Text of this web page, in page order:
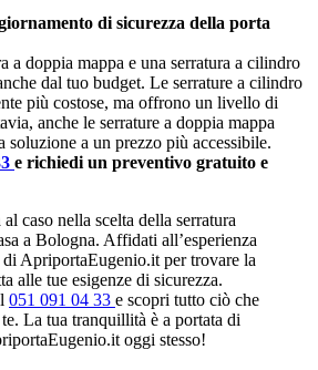
di sicurezza della porta
a doppia mappa e una serratura a cilindro
dal tuo budget. Le serrature a cilindro
più costose, ma offrono un livello di
anche le serrature a doppia mappa
soluzione a un prezzo più accessibile.
e richiedi un preventivo gratuito e
caso nella scelta della serratura
a Bologna. Affidati all’esperienza
di ApriportaEugenio.it per trovare la
alle tue esigenze di sicurezza.
051 091 04 33 e scopri tutto ciò che
La tua tranquillità è a portata di
oggi stesso!